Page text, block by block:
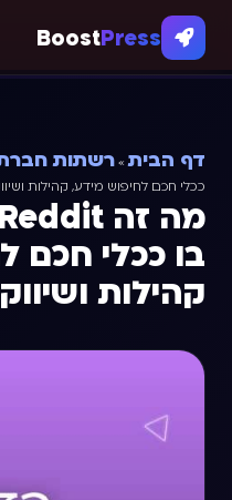
BoostPress
דף הבית»רשתות
ככלי חכם לחיפוש מידע, קהילות
בו ככלי חכם
קהילות ושיווק